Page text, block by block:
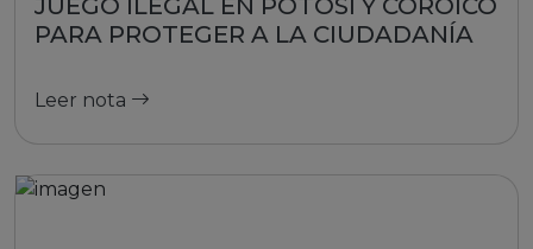
JUEGO ILEGAL EN POTOSI Y COROICO
PARA PROTEGER A LA CIUDADANÍA
Leer nota